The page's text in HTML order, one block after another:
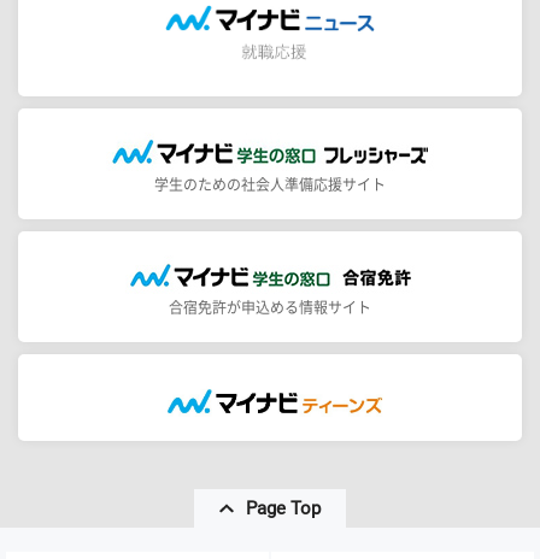
学生のための社会人準備応援サイト
合宿免許が申込める情報サイト
Page Top